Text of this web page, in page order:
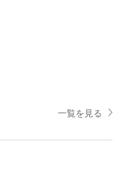
一覧を見る